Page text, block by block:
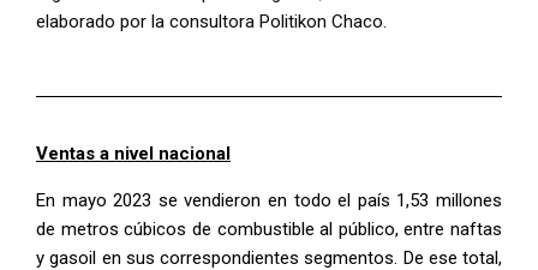
elaborado por la consultora Politikon Chaco.
Ventas a nivel nacional
En mayo 2023 se vendieron en todo el país 1,53 millones
de metros cúbicos de combustible al público, entre naftas
y gasoil en sus correspondientes segmentos. De ese total,